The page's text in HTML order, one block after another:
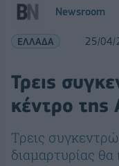
Newsroom
ΕΛΛΑΔΑ 25/04/
Τρεις
κέντρο της
Τρεις
διαμαρτυρίας